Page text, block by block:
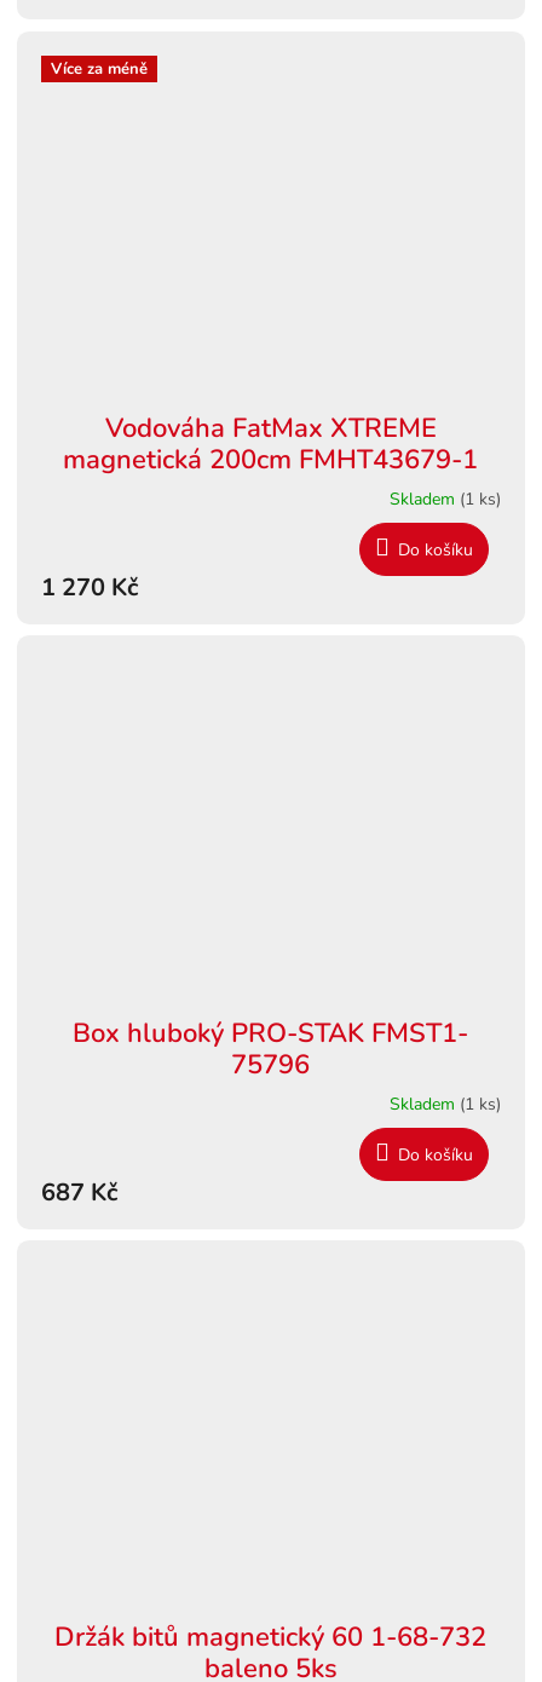
Více za méně
Vodováha FatMax XTREME
magnetická 200cm FMHT43679-1
Skladem (1 ks)
1 270 Kč
Do košíku
Box hluboký PRO-STAK FMST1-
75796
Skladem (1 ks)
687 Kč
Do košíku
Držák bitů magnetický 60 1-68-732
baleno 5ks